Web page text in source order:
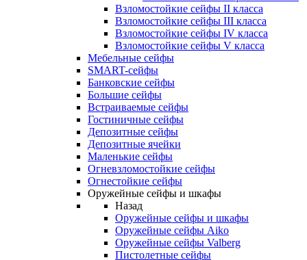
Взломостойкие сейфы II класса
Взломостойкие сейфы III класса
Взломостойкие сейфы IV класса
Взломостойкие сейфы V класса
Мебельные сейфы
SMART-сейфы
Банковские сейфы
Большие сейфы
Встраиваемые сейфы
Гостиничные сейфы
Депозитные сейфы
Депозитные ячейки
Маленькие сейфы
Огневзломостойкие сейфы
Огнестойкие сейфы
Оружейные сейфы и шкафы
Назад
Оружейные сейфы и шкафы
Оружейные сейфы Aiko
Оружейные сейфы Valberg
Пистолетные сейфы